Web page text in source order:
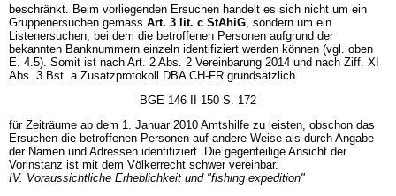
beschränkt. Beim vorliegenden Ersuchen handelt es sich nicht um ein
Gruppenersuchen gemäss Art. 3 lit. c StAhiG , sondern um ein
Listenersuchen, bei dem die betroffenen Personen aufgrund der
bekannten Banknummern einzeln identifiziert werden können (vgl. oben
E. 4.5). Somit ist nach Art. 2 Abs. 2 Vereinbarung 2014 und nach Ziff. XI
Abs. 3 Bst. a Zusatzprotokoll DBA CH-FR grundsätzlich
BGE 146 II 150 S. 172
für Zeiträume ab dem 1. Januar 2010 Amtshilfe zu leisten, obschon das
Ersuchen die betroffenen Personen auf andere Weise als durch Angabe
der Namen und Adressen identifiziert. Die gegenteilige Ansicht der
Vorinstanz ist mit dem Völkerrecht schwer vereinbar.
IV. Voraussichtliche Erheblichkeit und "fishing expedition"